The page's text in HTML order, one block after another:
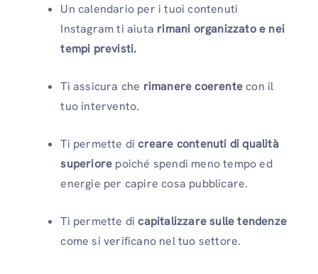
Un calendario per i tuoi contenuti
Instagram ti aiuta rimani organizzato e nei
tempi previsti.
Ti assicura che rimanere coerentecon il
tuo intervento.
Ti permette dicreare contenuti di qualità
superiore poiché spendi meno tempo ed
energie per capire cosa pubblicare.
Ti permette dicapitalizzare sulle tendenze
come si verificano nel tuo settore.